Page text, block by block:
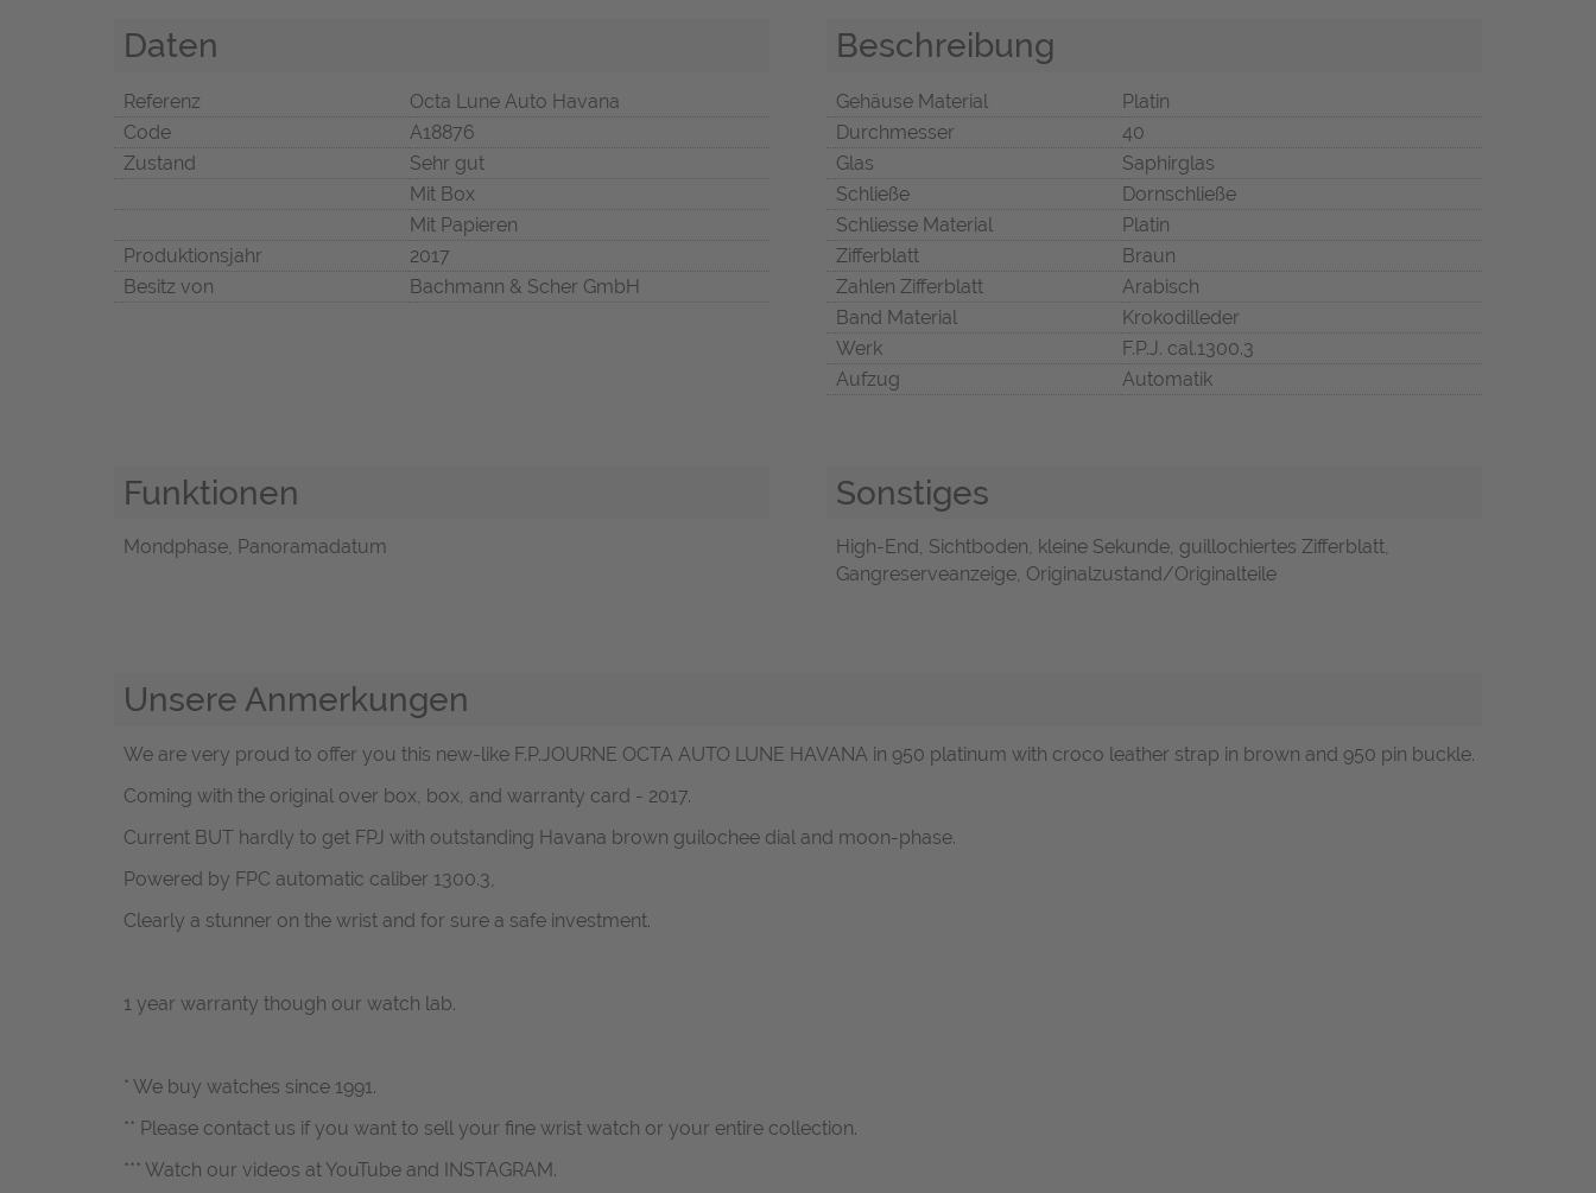
Daten
Referenz
Octa Lune Auto Havana
Code
A18876
Zustand
Sehr gut
Mit Box
Mit Papieren
Produktionsjahr
2017
Besitz von
Bachmann & Scher GmbH
Beschreibung
Gehäuse Material
Platin
Durchmesser
40
Glas
Saphirglas
Schließe
Dornschließe
Schliesse Material
Platin
Zifferblatt
Braun
Zahlen Zifferblatt
Arabisch
Band Material
Krokodilleder
Werk
F.P.J. cal.1300.3
Aufzug
Automatik
Funktionen
Mondphase, Panoramadatum
Sonstiges
High-End, Sichtboden, kleine Sekunde, guillochiertes Zifferblatt,
Gangreserveanzeige, Originalzustand/Originalteile
Unsere Anmerkungen
We are very proud to offer you this new-like F.P.JOURNE OCTA AUTO LUNE HAVANA in 950 platinum with croco leather strap in brown and 950 pin buckle.
Coming with the original over box, box, and warranty card - 2017.
Current BUT hardly to get FPJ with outstanding Havana brown guilochee dial and moon-phase.
Powered by FPC automatic caliber 1300.3,
Clearly a stunner on the wrist and for sure a safe investment.
1 year warranty though our watch lab.
* We buy watches since 1991.
** Please contact us if you want to sell your fine wrist watch or your entire collection.
*** Watch our videos at YouTube and INSTAGRAM.